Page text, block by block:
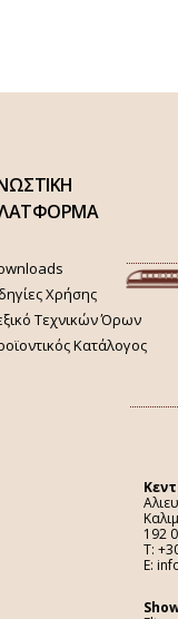
Χρήσης
Τεχνικών Όρων
Κατάλογος
192
Τ:
E: